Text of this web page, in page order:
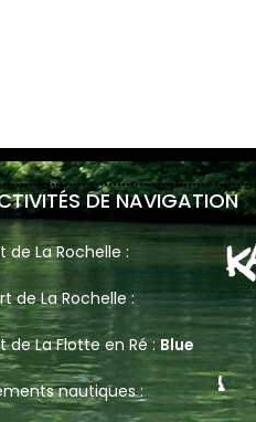
DE NAVIGATION
de La Rochelle :
de La Rochelle :
La Flotte en Ré : Blue
nautiques :